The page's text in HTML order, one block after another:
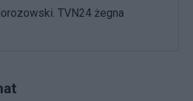
TVN24 żegna